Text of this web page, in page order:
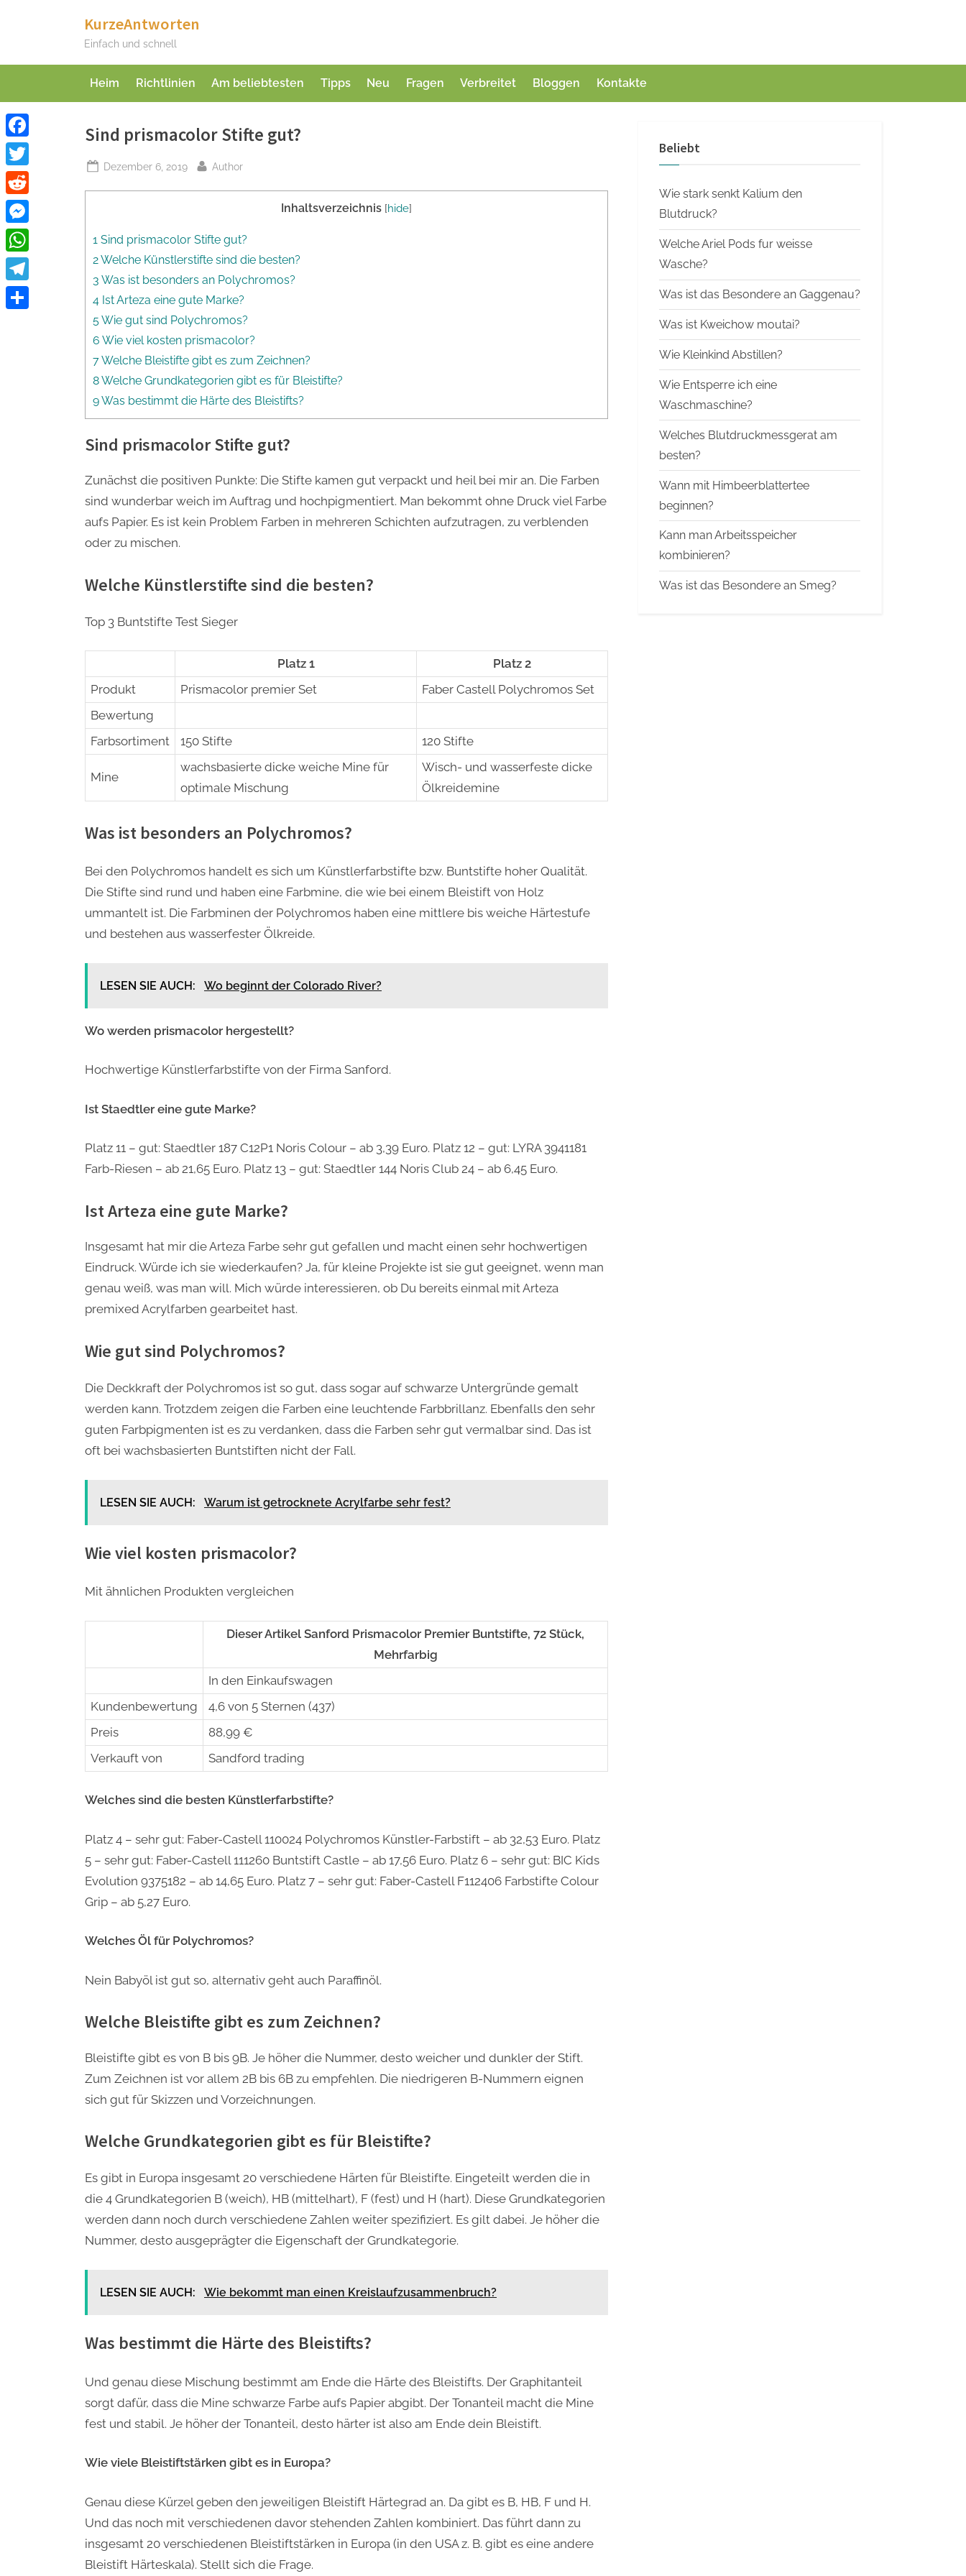
KurzeAntworten
Einfach und schnell
Heim Richtlinien Am beliebtesten Tipps Neu Fragen Verbreitet Bloggen Kontakte
Sind prismacolor Stifte gut?
Posted
Dezember 6, 2019 By
Author
Inhaltsverzeichnis [hide]
1 Sind prismacolor Stifte gut?
2 Welche Künstlerstifte sind die besten?
3 Was ist besonders an Polychromos?
4 Ist Arteza eine gute Marke?
5 Wie gut sind Polychromos?
6 Wie viel kosten prismacolor?
7 Welche Bleistifte gibt es zum Zeichnen?
8 Welche Grundkategorien gibt es für Bleistifte?
9 Was bestimmt die Härte des Bleistifts?
Sind prismacolor Stifte gut?
Zunächst die positiven Punkte: Die Stifte kamen gut verpackt und heil bei mir an. Die Farben
sind wunderbar weich im Auftrag und hochpigmentiert. Man bekommt ohne Druck viel Farbe
aufs Papier. Es ist kein Problem Farben in mehreren Schichten aufzutragen, zu verblenden
oder zu mischen.
Welche Künstlerstifte sind die besten?
Top 3 Buntstifte Test Sieger
Platz 1
Platz 2
Produkt
Prismacolor premier Set
Faber Castell Polychromos Set
Bewertung
Farbsortiment
150 Stifte 120 Stifte
Mine
wachsbasierte dicke weiche Mine für
optimale Mischung
Wisch- und wasserfeste dicke
Ölkreidemine
Was ist besonders an Polychromos?
Bei den Polychromos handelt es sich um Künstlerfarbstifte bzw. Buntstifte hoher Qualität.
Die Stifte sind rund und haben eine Farbmine, die wie bei einem Bleistift von Holz
ummantelt ist. Die Farbminen der Polychromos haben eine mittlere bis weiche Härtestufe
und bestehen aus wasserfester Ölkreide.
LESEN SIE AUCH: Wo beginnt der Colorado River?
Wo werden prismacolor hergestellt?
Hochwertige Künstlerfarbstifte von der Firma Sanford.
Ist Staedtler eine gute Marke?
Platz 11 – gut: Staedtler 187 C12P1 Noris Colour – ab 3,39 Euro. Platz 12 – gut: LYRA 3941181
Farb-Riesen – ab 21,65 Euro. Platz 13 – gut: Staedtler 144 Noris Club 24 – ab 6,45 Euro.
Ist Arteza eine gute Marke?
Insgesamt hat mir die Arteza Farbe sehr gut gefallen und macht einen sehr hochwertigen
Eindruck. Würde ich sie wiederkaufen? Ja, für kleine Projekte ist sie gut geeignet, wenn man
genau weiß, was man will. Mich würde interessieren, ob Du bereits einmal mit Arteza
premixed Acrylfarben gearbeitet hast.
Wie gut sind Polychromos?
Die Deckkraft der Polychromos ist so gut, dass sogar auf schwarze Untergründe gemalt
werden kann. Trotzdem zeigen die Farben eine leuchtende Farbbrillanz. Ebenfalls den sehr
guten Farbpigmenten ist es zu verdanken, dass die Farben sehr gut vermalbar sind. Das ist
oft bei wachsbasierten Buntstiften nicht der Fall.
LESEN SIE AUCH: Warum ist getrocknete Acrylfarbe sehr fest?
Wie viel kosten prismacolor?
Mit ähnlichen Produkten vergleichen
Dieser Artikel Sanford Prismacolor Premier Buntstifte, 72 Stück,
Mehrfarbig
In den Einkaufswagen
Kundenbewertung
4,6 von 5 Sternen (437)
Preis
88,99 €
Verkauft von
Sandford trading
Welches sind die besten Künstlerfarbstifte?
Platz 4 – sehr gut: Faber-Castell 110024 Polychromos Künstler-Farbstift – ab 32,53 Euro. Platz
5 – sehr gut: Faber-Castell 111260 Buntstift Castle – ab 17,56 Euro. Platz 6 – sehr gut: BIC Kids
Evolution 9375182 – ab 14,65 Euro. Platz 7 – sehr gut: Faber-Castell F112406 Farbstifte Colour
Grip – ab 5,27 Euro.
Welches Öl für Polychromos?
Nein Babyöl ist gut so, alternativ geht auch Paraffinöl.
Welche Bleistifte gibt es zum Zeichnen?
Bleistifte gibt es von B bis 9B. Je höher die Nummer, desto weicher und dunkler der Stift.
Zum Zeichnen ist vor allem 2B bis 6B zu empfehlen. Die niedrigeren B-Nummern eignen
sich gut für Skizzen und Vorzeichnungen.
Welche Grundkategorien gibt es für Bleistifte?
Es gibt in Europa insgesamt 20 verschiedene Härten für Bleistifte. Eingeteilt werden die in
die 4 Grundkategorien B (weich), HB (mittelhart), F (fest) und H (hart). Diese Grundkategorien
werden dann noch durch verschiedene Zahlen weiter spezifiziert. Es gilt dabei. Je höher die
Nummer, desto ausgeprägter die Eigenschaft der Grundkategorie.
LESEN SIE AUCH: Wie bekommt man einen Kreislaufzusammenbruch?
Was bestimmt die Härte des Bleistifts?
Und genau diese Mischung bestimmt am Ende die Härte des Bleistifts. Der Graphitanteil
sorgt dafür, dass die Mine schwarze Farbe aufs Papier abgibt. Der Tonanteil macht die Mine
fest und stabil. Je höher der Tonanteil, desto härter ist also am Ende dein Bleistift.
Wie viele Bleistiftstärken gibt es in Europa?
Genau diese Kürzel geben den jeweiligen Bleistift Härtegrad an. Da gibt es B, HB, F und H.
Und das noch mit verschiedenen davor stehenden Zahlen kombiniert. Das führt dann zu
insgesamt 20 verschiedenen Bleistiftstärken in Europa (in den USA z. B. gibt es eine andere
Bleistift Härteskala). Stellt sich die Frage.
Beliebt
Wie stark senkt Kalium den
Blutdruck?
Welche Ariel Pods fur weisse
Wasche?
Was ist das Besondere an Gaggenau?
Was ist Kweichow moutai?
Wie Kleinkind Abstillen?
Wie Entsperre ich eine
Waschmaschine?
Welches Blutdruckmessgerat am
besten?
Wann mit Himbeerblattertee
beginnen?
Kann man Arbeitsspeicher
kombinieren?
Was ist das Besondere an Smeg?
Facebook
Twitter
Reddit
Messenger
WhatsApp
Telegram